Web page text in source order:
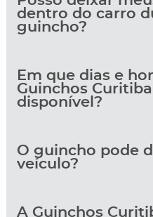
dentro do carro
guincho?
Em que dias e
Guinchos
disponível?
O guincho pode
veículo?
A Guinchos